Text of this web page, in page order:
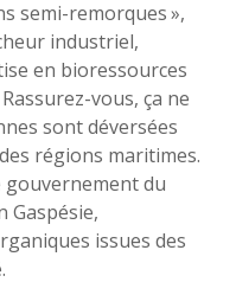
semi-remorques »,
industriel,
en bioressources
vous, ça ne
sont déversées
régions maritimes.
du
Gaspésie,
issues des